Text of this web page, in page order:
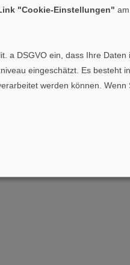
dem Handel
getragen. Ziel des
"Cookie-Einstellungen"
a DSGVO ein, dass Ihre
eingeschätzt. Es
werden können.